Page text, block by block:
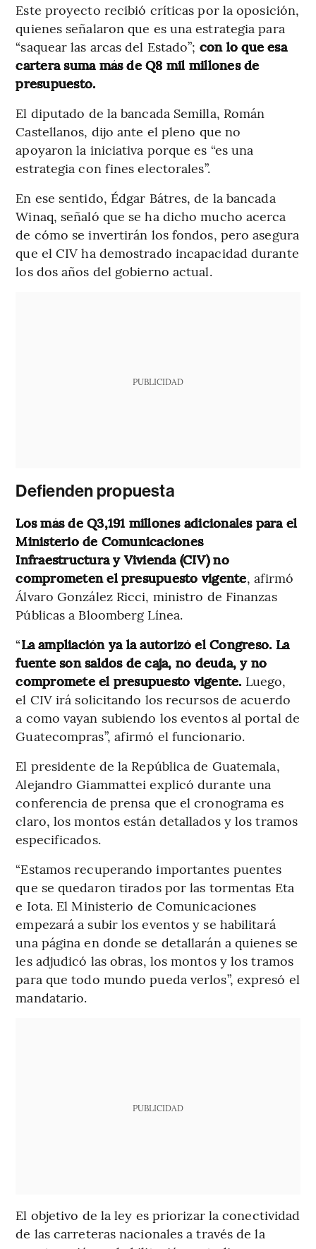
Este proyecto recibió críticas por la oposición,
quienes señalaron que es una estrategia para
“saquear las arcas del Estado”; con lo que esa
cartera suma más de Q8 mil millones de
presupuesto.
El diputado de la bancada Semilla, Román
Castellanos, dijo ante el pleno que no
apoyaron la iniciativa porque es “es una
estrategia con fines electorales”.
En ese sentido, Édgar Bátres, de la bancada
Winaq, señaló que se ha dicho mucho acerca
de cómo se invertirán los fondos, pero asegura
que el CIV ha demostrado incapacidad durante
los dos años del gobierno actual.
PUBLICIDAD
Defienden propuesta
Los más de Q3,191 millones adicionales para el
Ministerio de Comunicaciones
Infraestructura y Vivienda (CIV) no
comprometen el presupuesto vigente, afirmó
Álvaro González Ricci, ministro de Finanzas
Públicas a Bloomberg Línea.
“La ampliación ya la autorizó el Congreso. La
fuente son saldos de caja, no deuda, y no
compromete el presupuesto vigente. Luego,
el CIV irá solicitando los recursos de acuerdo
a como vayan subiendo los eventos al portal de
Guatecompras”, afirmó el funcionario.
El presidente de la República de Guatemala,
Alejandro Giammattei explicó durante una
conferencia de prensa que el cronograma es
claro, los montos están detallados y los tramos
especificados.
“Estamos recuperando importantes puentes
que se quedaron tirados por las tormentas Eta
e Iota. El Ministerio de Comunicaciones
empezará a subir los eventos y se habilitará
una página en donde se detallarán a quienes se
les adjudicó las obras, los montos y los tramos
para que todo mundo pueda verlos”, expresó el
mandatario.
PUBLICIDAD
El objetivo de la ley es priorizar la conectividad
de las carreteras nacionales a través de la